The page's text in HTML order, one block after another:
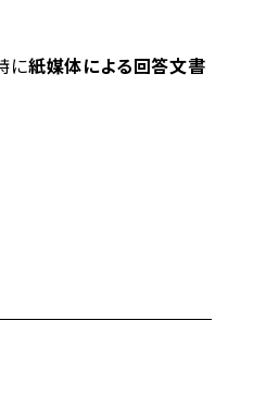
に紙媒体による回答文書